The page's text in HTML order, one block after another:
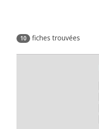
10 fiches trouvées